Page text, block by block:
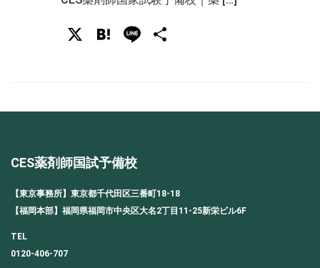
X Hatena
Line
CES薬剤師国試予備校
【東京事務所】東京都千代田区三番町18-18
【福岡本部】福岡県福岡市中央区大名2丁目11-25新栄ビル6F
TEL
0120-406-707